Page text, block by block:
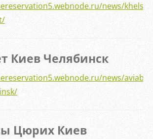
news/
Киев Челябинск
news/
Цюрих Киев